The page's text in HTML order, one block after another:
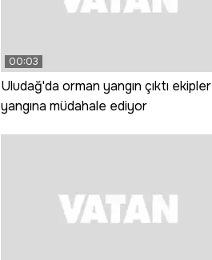
00:03
Uludağ'da orman yangın çıktı ekipler
yangına müdahale ediyor